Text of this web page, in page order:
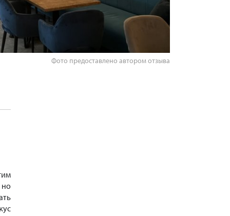
Фото предоставлено автором отзыва
но